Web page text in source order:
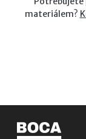
materiálem?